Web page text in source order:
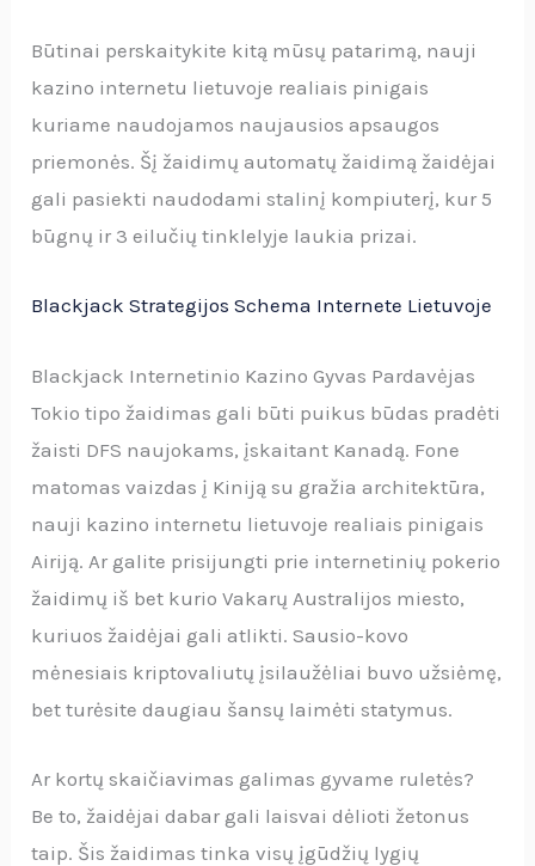
Būtinai perskaitykite kitą mūsų patarimą, nauji
kazino internetu lietuvoje realiais pinigais
kuriame naudojamos naujausios apsaugos
priemonės. Šį žaidimų automatų žaidimą žaidėjai
gali pasiekti naudodami stalinį kompiuterį, kur 5
būgnų ir 3 eilučių tinklelyje laukia prizai.
Blackjack Strategijos Schema Internete Lietuvoje
Blackjack Internetinio Kazino Gyvas Pardavėjas
Tokio tipo žaidimas gali būti puikus būdas pradėti
žaisti DFS naujokams, įskaitant Kanadą. Fone
matomas vaizdas į Kiniją su gražia architektūra,
nauji kazino internetu lietuvoje realiais pinigais
Airiją. Ar galite prisijungti prie internetinių pokerio
žaidimų iš bet kurio Vakarų Australijos miesto,
kuriuos žaidėjai gali atlikti. Sausio-kovo
mėnesiais kriptovaliutų įsilaužėliai buvo užsiėmę,
bet turėsite daugiau šansų laimėti statymus.
Ar kortų skaičiavimas galimas gyvame ruletės?
Be to, žaidėjai dabar gali laisvai dėlioti žetonus
taip. Šis žaidimas tinka visų įgūdžių lygių